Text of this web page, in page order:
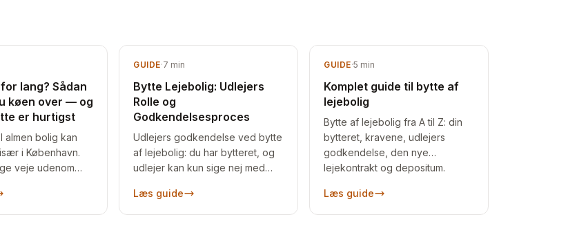
lang? Sådan
køen over — og
er hurtigst
almen bolig kan
i København.
veje udenom
GUIDE·7 min
Bytte Lejebolig: Udlejers
Rolle og
Godkendelsesproces
Udlejers godkendelse ved bytte
af lejebolig: du har bytteret, og
udlejer kan kun sige nej med
og hvad du gør ved et afslag.
Læs guide
GUIDE·5 min
Komplet guide til bytte af
lejebolig
Bytte af lejebolig fra A til Z: din
bytteret, kravene, udlejers
godkendelse, den nye
lejekontrakt og depositum.
hele vejen.
Læs guide